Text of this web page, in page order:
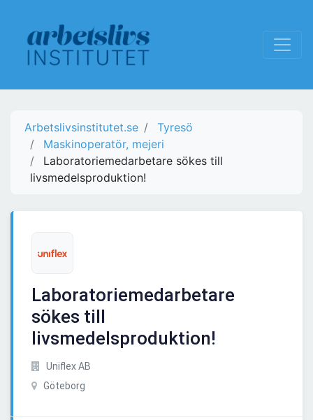
Arbetslivsinstitutet.se
Tyresö
Maskinoperatör, mejeri
Laboratoriemedarbetare sökes till
livsmedelsproduktion!
Laboratoriemedarbetare
sökes till
livsmedelsproduktion!
Uniflex AB
Göteborg